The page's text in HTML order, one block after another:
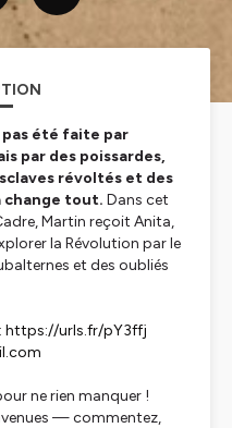
été faite par
par des poissardes,
révoltés et des
change tout. Dans cet
, Martin reçoit Anita,
la Révolution par le
et des oubliés
https://urls.fr/pY3ffj
ne rien manquer !
— commentez,